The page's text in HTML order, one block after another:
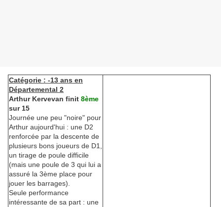
Catégorie : -13 ans en
Départemental 2
Arthur Kervevan finit 8ème
sur 15
Journée une peu "noire" pour
Arthur aujourd'hui : une D2
renforcée par la descente de
plusieurs bons joueurs de D1,
un tirage de poule difficile
(mais une poule de 3 qui lui a
assuré la 3ème place pour
jouer les barrages).
Seule performance
intéressante de sa part : une